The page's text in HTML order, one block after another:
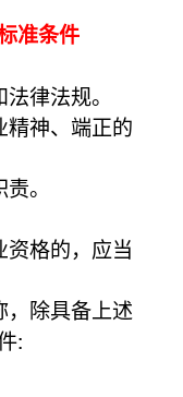
准条件
律法规。
神、端正的
。
格的，应当
除具备上述
: